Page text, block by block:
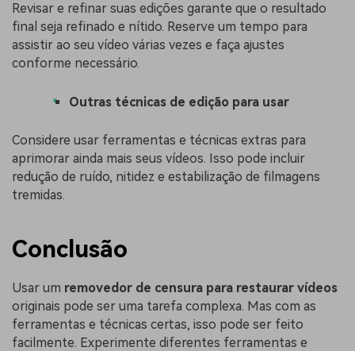
Revisar e refinar suas edições garante que o resultado
final seja refinado e nítido. Reserve um tempo para
assistir ao seu vídeo várias vezes e faça ajustes
conforme necessário.
Outras técnicas de edição para usar
Considere usar ferramentas e técnicas extras para
aprimorar ainda mais seus vídeos. Isso pode incluir
redução de ruído, nitidez e estabilização de filmagens
tremidas.
Conclusão
Usar um removedor de censura para restaurar vídeos
originais pode ser uma tarefa complexa. Mas com as
ferramentas e técnicas certas, isso pode ser feito
facilmente. Experimente diferentes ferramentas e